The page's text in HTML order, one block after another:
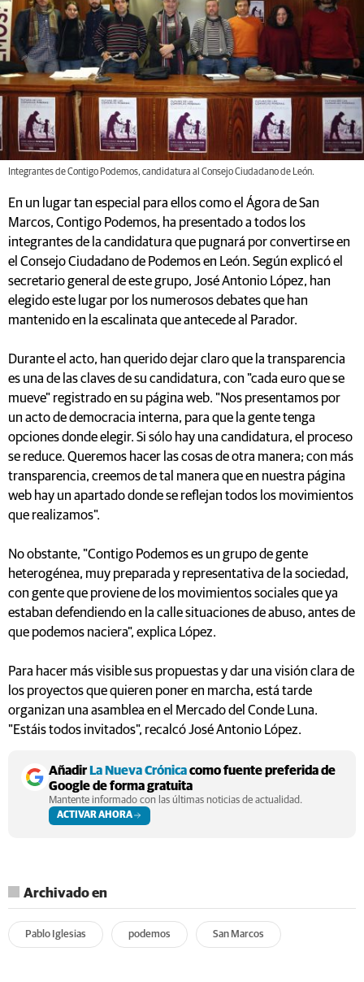
Integrantes de Contigo Podemos, candidatura al Consejo Ciudadano de León.
En un lugar tan especial para ellos como el Ágora de San
Marcos, Contigo Podemos, ha presentado a todos los
integrantes de la candidatura que pugnará por convertirse en
el Consejo Ciudadano de Podemos en León. Según explicó el
secretario general de este grupo, José Antonio López, han
elegido este lugar por los numerosos debates que han
mantenido en la escalinata que antecede al Parador.
Durante el acto, han querido dejar claro que la transparencia
es una de las claves de su candidatura, con "cada euro que se
mueve" registrado en su página web. "Nos presentamos por
un acto de democracia interna, para que la gente tenga
opciones donde elegir. Si sólo hay una candidatura, el proceso
se reduce. Queremos hacer las cosas de otra manera; con más
transparencia, creemos de tal manera que en nuestra página
web hay un apartado donde se reflejan todos los movimientos
que realizamos".
No obstante, "Contigo Podemos es un grupo de gente
heterogénea, muy preparada y representativa de la sociedad,
con gente que proviene de los movimientos sociales que ya
estaban defendiendo en la calle situaciones de abuso, antes de
que podemos naciera", explica López.
Para hacer más visible sus propuestas y dar una visión clara de
los proyectos que quieren poner en marcha, está tarde
organizan una asamblea en el Mercado del Conde Luna.
"Estáis todos invitados", recalcó José Antonio López.
AñadirLa Nueva Crónicacomo fuente preferida de
Google de forma gratuita
Mantente informado con las últimas noticias de actualidad.
ACTIVAR AHORA
Archivado en
Pablo Iglesias podemos San Marcos